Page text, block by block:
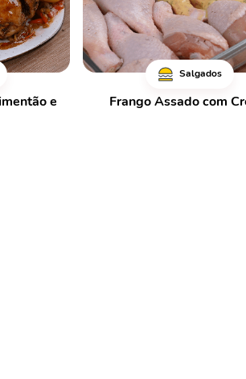
e
Salgados
Frango Assado com